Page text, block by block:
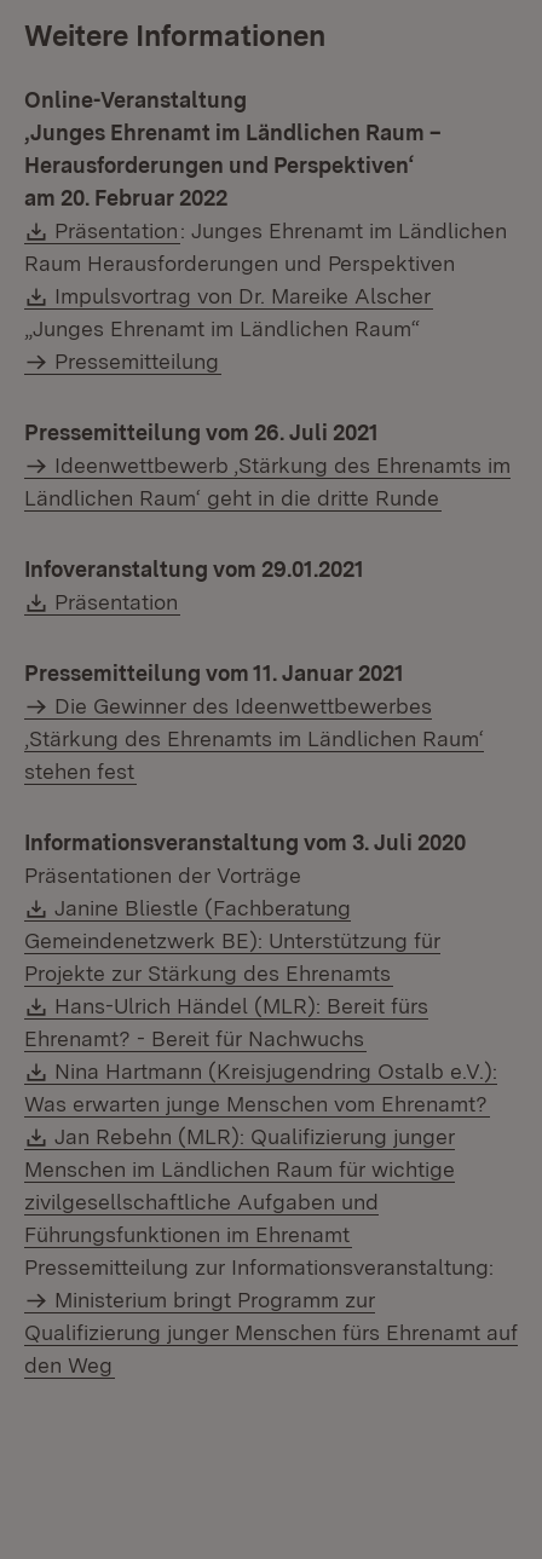
Weitere Informationen
Online-Veranstaltung
‚Junges Ehrenamt im Ländlichen Raum –
Herausforderungen und Perspektiven‘
am 20. Februar 2022
Download:
Präsentation(Öffnet in neuem Fenster)
: Junges Ehrenamt im Ländlichen
Raum Herausforderungen und Perspektiven
Download:
Impulsvortrag von Dr. Mareike Alscher
„Junges Ehrenamt im Ländlichen Raum“
Pressemitteilung
Pressemitteilung vom 26. Juli 2021
Ideenwettbewerb ‚Stärkung des Ehrenamts im
Ländlichen Raum‘ geht in die dritte Runde
Infoveranstaltung vom 29.01.2021
Download:
Präsentation
Pressemitteilung vom 11. Januar 2021
Die Gewinner des Ideenwettbewerbes
‚Stärkung des Ehrenamts im Ländlichen Raum‘
stehen fest
Informationsveranstaltung vom 3. Juli 2020
Präsentationen der Vorträge
Download:
Janine Bliestle (Fachberatung
Gemeindenetzwerk BE): Unterstützung für
Projekte zur Stärkung des Ehrenamts
Download:
Hans-Ulrich Händel (MLR): Bereit fürs
Ehrenamt? - Bereit für Nachwuchs
Download:
Nina Hartmann (Kreisjugendring Ostalb e.V.):
Was erwarten junge Menschen vom Ehrenamt?
Download:
Jan Rebehn (MLR): Qualifizierung junger
Menschen im Ländlichen Raum für wichtige
zivilgesellschaftliche Aufgaben und
Führungsfunktionen im Ehrenamt
Pressemitteilung zur Informationsveranstaltung:
Ministerium bringt Programm zur
Qualifizierung junger Menschen fürs Ehrenamt auf
den Weg